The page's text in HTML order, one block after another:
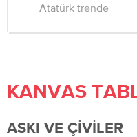
Atatürk trende
KANVAS
ASKI VE ÇIVILER